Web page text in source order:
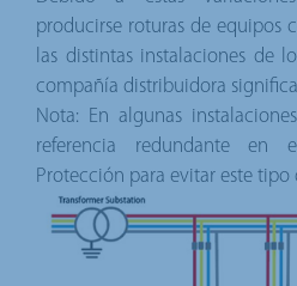
producirse roturas de equipos
las distintas instalaciones de
compañía distribuidora
Nota: En algunas
referencia redundante en
Protección para evitar este tipo